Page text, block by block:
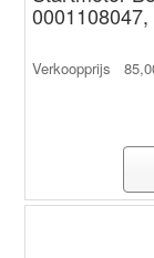
0001108047,
Verkoopprijs